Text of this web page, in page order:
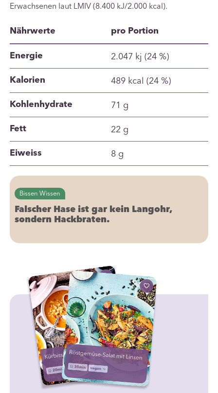
Erwachsenen laut LMIV (8.400 kJ/2.000 kcal).
Nährwerte pro Portion
Energie 2.047 kj (24 %)
Kalorien 489 kcal (24 %)
Kohlenhydrate 71 g
Fett 22 g
Eiweiss 8 g
Bissen Wissen
Falscher Hase ist gar kein Langohr,
sondern Hackbraten.